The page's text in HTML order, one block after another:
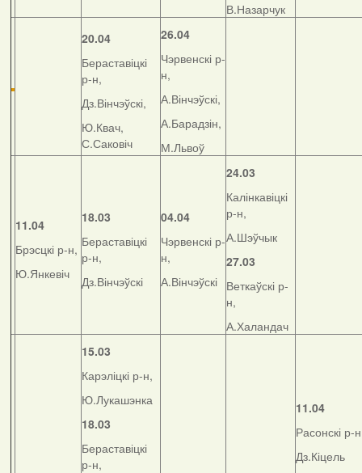
В.Назарчук
20.04
Бераставіцкі
р-н,
Дз.Вінчэўскі,
Ю.Квач,
С.Саковіч
26.04
Чэрвенскі р-
н,
А.Вінчэўскі,
А.Барадзін,
М.Львоў
11.04
Брэсцкі р-н,
Ю.Янкевіч
18.03
Бераставіцкі
р-н,
Дз.Вінчэўскі
04.04
Чэрвенскі р-
н,
А.Вінчэўскі
24.03
Калінкавіцкі
р-н,
А.Шэўчык
27.03
Веткаўскі р-
н,
А.Халандач
15.03
Карэліцкі р-н,
Ю.Лукашэнка
18.03
Бераставіцкі
р-н,
11.04
Расонскі р-
Дз.Кіцель